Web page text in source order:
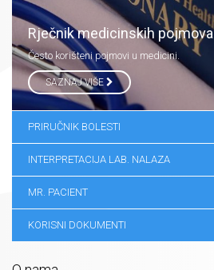
Rječnik medicinskih pojmova
Često korišteni pojmovi u medicini.
SAZNAJ VIŠE
PRIRUČNIK BOLESTI
INTERPRETACIJA LAB. NALAZA
MR. PACIENT
KORISNI DOKUMENTI